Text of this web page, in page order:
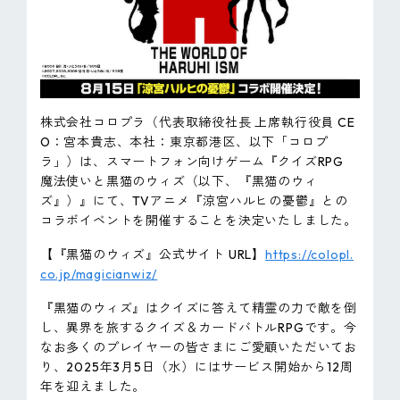
EN
株式会社コロプラ（代表取締役社長 上席執行役員 CE
O：宮本貴志、本社：東京都港区、以下「コロプ
ラ」）は、スマートフォン向けゲーム『クイズRPG
魔法使いと黒猫のウィズ（以下、『黒猫のウィ
ズ』）』にて、TVアニメ『涼宮ハルヒの憂鬱』との
コラボイベントを開催することを決定いたしました。
【『黒猫のウィズ』公式サイト URL】https://colopl.
co.jp/magicianwiz/
『黒猫のウィズ』はクイズに答えて精霊の力で敵を倒
し、異界を旅するクイズ＆カードバトルRPGです。今
なお多くのプレイヤーの皆さまにご愛顧いただいてお
り、2025年3月5日（水）にはサービス開始から12周
年を迎えました。